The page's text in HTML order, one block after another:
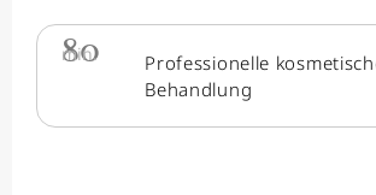
80
min.
Professionelle
Behandlung